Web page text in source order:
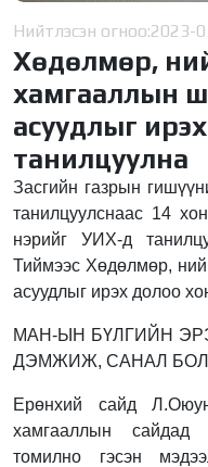
Нийтлэсэн огноо:2023-
Хөдөлмөр,
хамгааллын
асуудлыг
танилцуулна
Засгийн газрын
танилцуулснаас 14
нэрийг УИХ-д
Тиймээс Хөдөлмөр,
асуудлыг ирэх долоо
MАН-ЫН БҮЛГИЙН
ДЭМЖИЖ, САНАЛ
Ерөнхий сайд
хамгааллын сайдад
томилно гэсэн